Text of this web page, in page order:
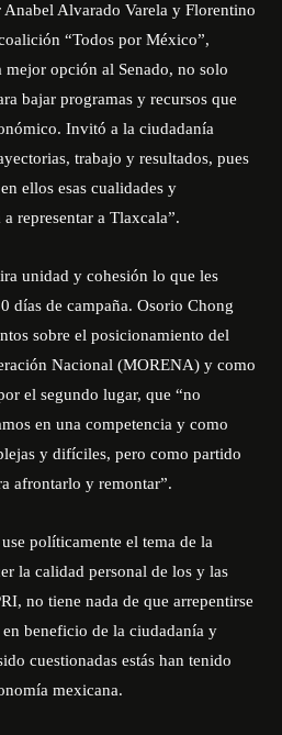
Alvarado Varela y Florentino
“Todos por México”,
mejor opción al Senado, no solo
bajar programas y recursos que
Invitó a la ciudadanía
trabajo y resultados, pues
ellos esas cualidades y
representar a Tlaxcala”.
unidad y cohesión lo que les
días de campaña. Osorio Chong
sobre el posicionamiento del
Nacional (MORENA) y como
el segundo lugar, que “no
en una competencia y como
y difíciles, pero como partido
afrontarlo y remontar”.
políticamente el tema de la
la calidad personal de los y las
no tiene nada de que arrepentirse
beneficio de la ciudadanía y
cuestionadas estás han tenido
mexicana.